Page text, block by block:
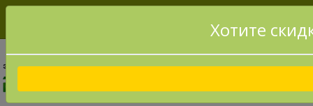
8(915)795-56-02
Хотите